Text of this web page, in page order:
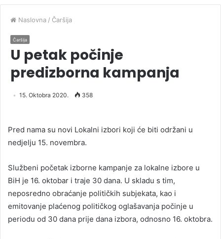
Naslovna / Čaršija
Čaršija
U petak počinje
predizborna kampanja
15. Oktobra 2020. 358
Pred nama su novi Lokalni izbori koji će biti održani u
nedjelju 15. novembra.
Službeni početak izborne kampanje za lokalne izbore u
BiH je 16. oktobar i traje 30 dana. U skladu s tim,
neposredno obraćanje političkih subjekata, kao i
emitovanje plaćenog političkog oglašavanja počinje u
periodu od 30 dana prije dana izbora, odnosno 16. oktobra.